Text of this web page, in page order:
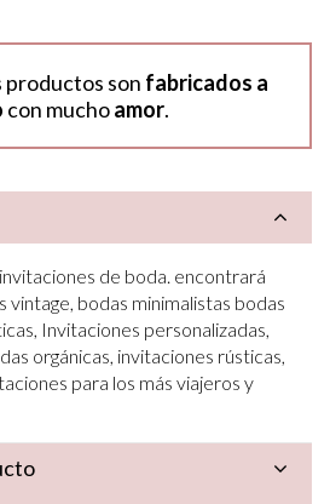
productos son fabricados a
con muchoamor.
de boda. encontrará
bodas minimalistas bodas
Invitaciones personalizadas,
orgánicas, invitaciones rústicas,
para los más viajeros y